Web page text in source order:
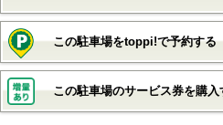
この駐車場をtoppi!で予約する
この駐車場のサービス券を購入